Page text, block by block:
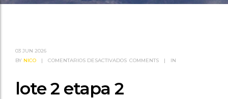
03 JUN 2026
BY NICO | COMENTARIOS DESACTIVADOSENCOMMENTS | IN
lote 2 etapa 2